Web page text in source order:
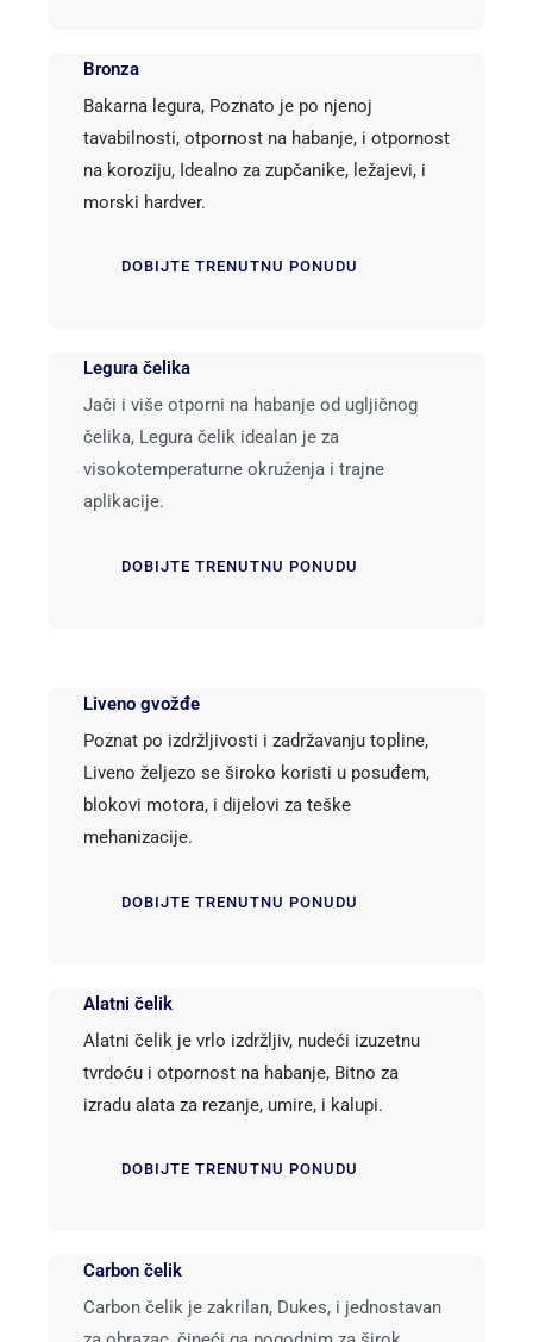
Bronza
Bakarna legura, Poznato je po njenoj
tavabilnosti, otpornost na habanje, i otpornost
na koroziju, Idealno za zupčanike, ležajevi, i
morski hardver.
DOBIJTE TRENUTNU PONUDU
Legura čelika
Jači i više otporni na habanje od ugljičnog
čelika, Legura čelik idealan je za
visokotemperaturne okruženja i trajne
aplikacije.
DOBIJTE TRENUTNU PONUDU
Liveno gvožđe
Poznat po izdržljivosti i zadržavanju topline,
Liveno željezo se široko koristi u posuđem,
blokovi motora, i dijelovi za teške
mehanizacije.
DOBIJTE TRENUTNU PONUDU
Alatni čelik
Alatni čelik je vrlo izdržljiv, nudeći izuzetnu
tvrdoću i otpornost na habanje, Bitno za
izradu alata za rezanje, umire, i kalupi.
DOBIJTE TRENUTNU PONUDU
Carbon čelik
Carbon čelik je zakrilan, Dukes, i jednostavan